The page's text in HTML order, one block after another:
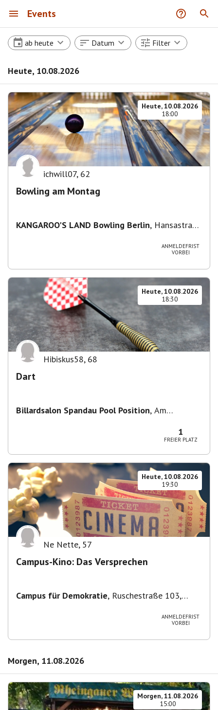
Events
ab heute Datum Filter
Heute, 10.08.2026
Heute, 10.08.2026
18:00
ichwill07, 62
Bowling am Montag
KANGAROO'S LAND Bowling Berlin, Hansastraße
ANMELDEFRIST
VORBEI
Heute, 10.08.2026
18:30
Hibiskus58, 68
Dart
Billardsalon Spandau Pool Position, Am
1
FREIER PLATZ
Heute, 10.08.2026
19:30
Ne Nette, 57
Campus-Kino: Das Versprechen
Campus für Demokratie, Ruschestraße 103,
ANMELDEFRIST
VORBEI
Morgen, 11.08.2026
Morgen, 11.08.2026
15:00